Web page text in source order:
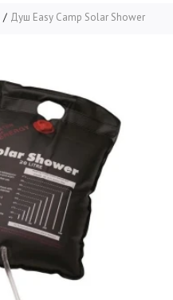
Душ Easy Camp Solar Shower